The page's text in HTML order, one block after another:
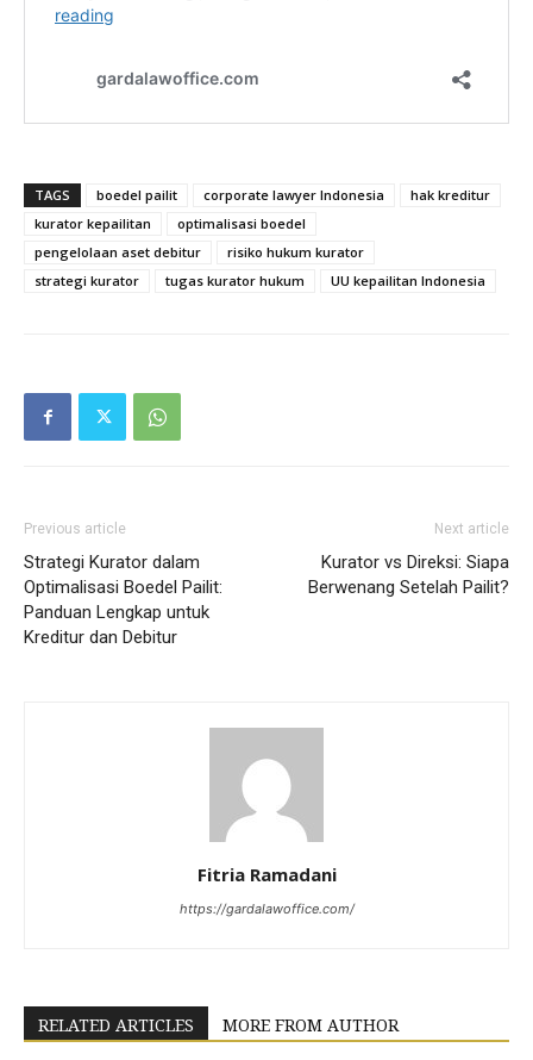
TAGS boedel pailit corporate lawyer Indonesia
hak kreditur
kurator kepailitan
optimalisasi boedel
pengelolaan aset debitur
risiko hukum kurator
strategi kurator
tugas kurator hukum UU kepailitan Indonesia
Previous article
Strategi Kurator dalam
Optimalisasi Boedel Pailit:
Panduan Lengkap untuk
Kreditur dan Debitur
Next article
Kurator vs Direksi: Siapa
Berwenang Setelah Pailit?
Fitria Ramadani
https://gardalawoffice.com/
RELATED ARTICLES MORE FROM AUTHOR